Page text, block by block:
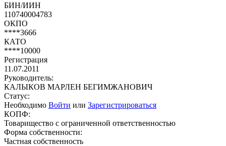
БИН/ИИН
110740004783
ОКПО
****3666
КАТО
****10000
Регистрация
11.07.2011
Руководитель:
КАЛЫКОВ МАРЛЕН БЕГИМЖАНОВИЧ
Статус:
Необходимо Войти или Зарегистрироваться
КОПФ:
Товарищество с ограниченной ответственностью
Форма собственности:
Частная собственность